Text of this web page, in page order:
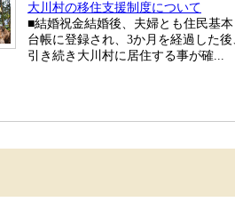
大川村の移住支援制度について
■結婚祝金結婚後、夫婦とも住民基本
台帳に登録され、3か月を経過した後
引き続き大川村に居住する事が確...